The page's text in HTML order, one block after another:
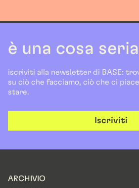
è una cosa
iscriviti alla newsletter di BASE:
su ciò che facciamo, ciò che ci
stare.
Iscriviti
ARCHIVIO